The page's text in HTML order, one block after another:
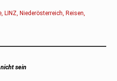
,LINZ ,Niederösterreich ,Reisen
sein